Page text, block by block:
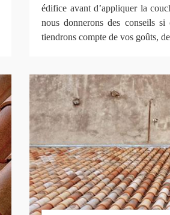
édifice avant d’appliquer la
nous donnerons des conseils
tiendrons compte de vos goûts,